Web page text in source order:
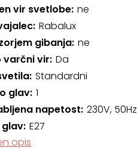
vir svetlobe ne
Rabalux
gibanja ne
varčni vir Da
Standardni
glav 1
napetost 230V, 50Hz
E27
opis